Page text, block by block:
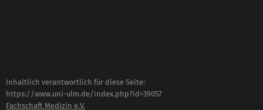
Inhaltlich verantwortlich für diese Seite:
https://www.uni-ulm.de/index.php?id=39057
Fachschaft Medizin e.V.